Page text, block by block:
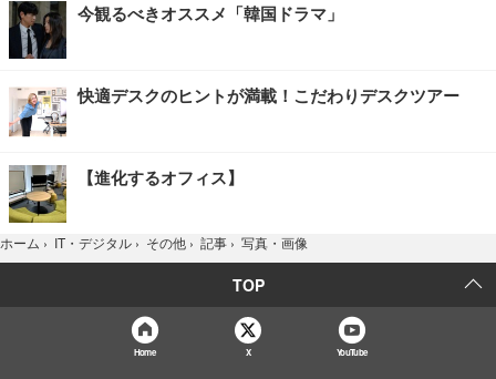
今観るべきオススメ「韓国ドラマ」
快適デスクのヒントが満載！こだわりデスクツアー
【進化するオフィス】
ホーム › IT・デジタル › その他 › 記事 › 写真・画像
TOP
Home X YouTube